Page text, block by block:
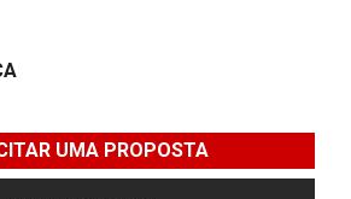
UMA PROPOSTA